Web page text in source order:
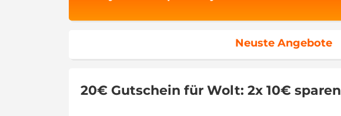
Neuste Angebote
20€ Gutschein für Wolt: 2x 10€ sparen